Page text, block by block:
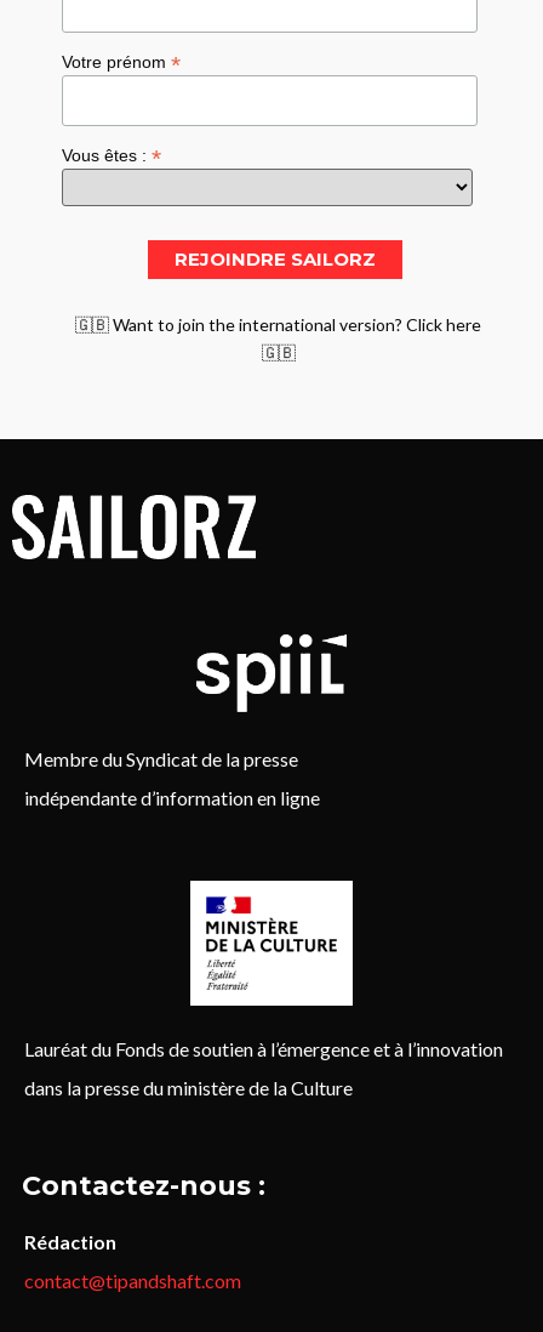
Votre prénom*
Vous êtes :*
🇬🇧 Want to join the international version? Click here
🇬🇧
Membre du Syndicat de la presse
indépendante d’information en ligne
Lauréat du Fonds de soutien à l’émergence et à l’innovation
dans la presse du ministère de la Culture
Contactez-nous :
Rédaction
contact@tipandshaft.com